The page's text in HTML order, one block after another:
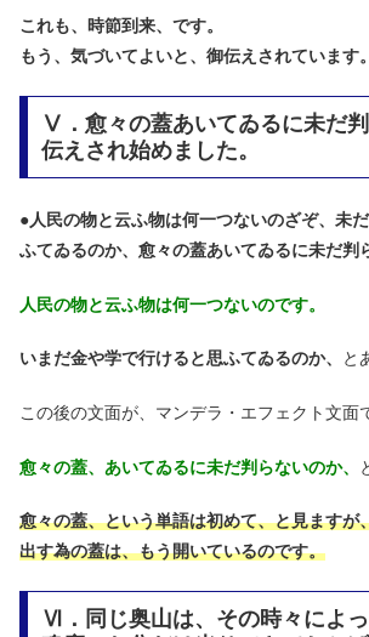
これも、時節到来、です。
もう、気づいてよいと、御伝えされています。
Ⅴ．愈々の蓋あいてゐるに未だ
伝えされ始めました。
●人民の物と云ふ物は何一つないのざぞ、未
ふてゐるのか、愈々の蓋あいてゐるに未だ判
人民の物と云ふ物は何一つないのです。
いまだ金や学で行けると思ふてゐるのか、 と
この後の文面が、マンデラ・エフェクト文面
愈々の蓋、あいてゐるに未だ判らないのか、
愈々の蓋、という単語は初めて、と見ますが
出す為の蓋は、もう開いているのです。
Ⅵ．同じ奥山は、その時々によ